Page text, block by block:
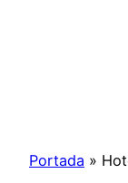
Portada »